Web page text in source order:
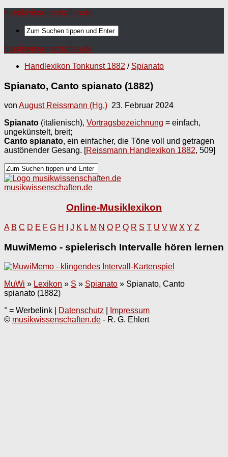
musikwissenschaften.de
musikwissenschaften.de
Handlexikon Tonkunst 1882 / Spianato
Spianato, Canto spianato (1882)
von August Reissmann (Hg.) 23. Februar 2024
Spianato (italienisch), Vortragsbezeichnung = einfach,
ungekünstelt, breit;
Canto spianato, ein einfacher, die Töne voll und getragen
austönender Gesang. [Reissmann Handlexikon 1882, 509]
musikwissenschaften.de
Online-Musiklexikon
A B C D E F G H J K L M N O P Q R S T U V W X Y Z
MuwiMemo - spielerisch Intervalle hören lernen
MuWi » Lexikon » S » Spianato » Spianato, Canto
spianato (1882)
° = Werbelink |
Datenschutz
Impressum
© musikwissenschaften.de - R. G. Ehlert